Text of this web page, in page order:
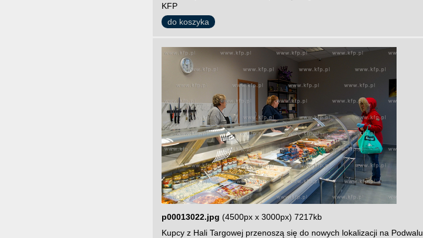
KFP
do koszyka
p00013022.jpg (4500px x 3000px) 7217kb
Kupcy z Hali Targowej przenoszą się do nowych lokalizacji na Podwalu